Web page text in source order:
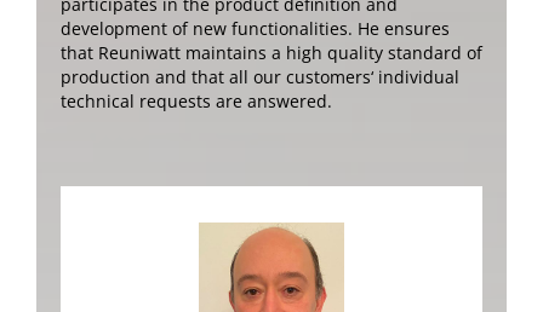
participates in the product definition and
development of new functionalities. He ensures
that Reuniwatt maintains a high quality standard of
production and that all our customers‘ individual
technical requests are answered.